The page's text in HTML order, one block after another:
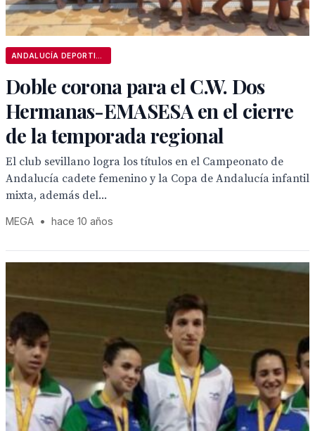
Doble corona para el C.W. Dos
Hermanas-EMASESA en el cierre
de la temporada regional
El club sevillano logra los títulos en el Campeonato de
Andalucía cadete femenino y la Copa de Andalucía infantil
mixta, además del...
MEGA • hace 10 años